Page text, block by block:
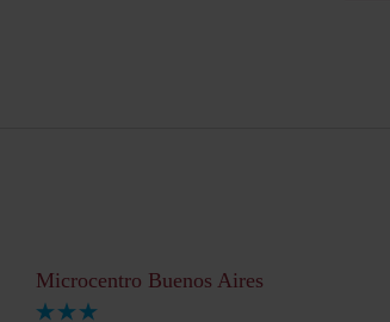
Microcentro Buenos Aires